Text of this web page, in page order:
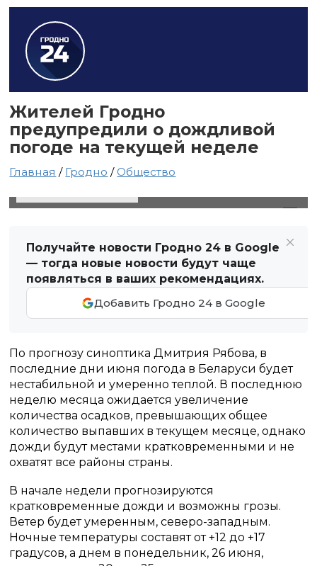
Жителей Гродно
предупредили о дождливой
погоде на текущей неделе
Главная / Гродно /Общество
Получайте новости Гродно 24 в Google
— тогда новые новости будут чаще
появляться в ваших рекомендациях.
Добавить Гродно 24 в Google
По прогнозу синоптика Дмитрия Рябова, в
последние дни июня погода в Беларуси будет
нестабильной и умеренно теплой. В последнюю
неделю месяца ожидается увеличение
количества осадков, превышающих общее
количество выпавших в текущем месяце, однако
дожди будут местами кратковременными и не
охватят все районы страны.
В начале недели прогнозируются
кратковременные дожди и возможны грозы.
Ветер будет умеренным, северо-западным.
Ночные температуры составят от +12 до +17
градусов, а днем в понедельник, 26 июня,